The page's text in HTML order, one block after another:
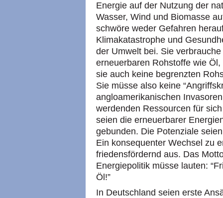
Energie auf der Nutzung der
Wasser, Wind und Biomasse
schwöre weder Gefahren
Klimakatastrophe und
der Umwelt bei. Sie
erneuerbaren Rohstoffe wie
sie auch keine begrenzten
Sie müsse also keine
angloamerikanischen
werdenden Ressourcen für
seien die erneuerbarer
gebunden. Die Potenziale
Ein konsequenter Wechsel zu
friedensfördernd aus. Das
Energiepolitik müsse lauten:
Öl!”
In Deutschland seien erste